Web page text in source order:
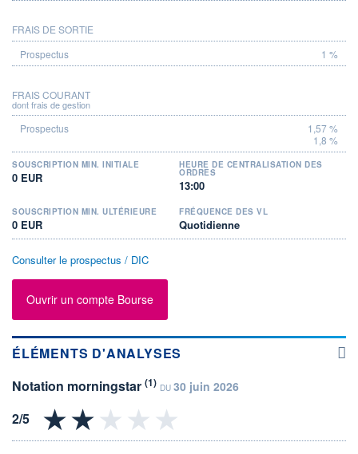
FRAIS DE SORTIE
1 %
FRAIS COURANT
dont frais de gestion
1,57 %
1,8 %
SOUSCRIPTION MIN. INITIALE
0 EUR
HEURE DE CENTRALISATION DES
ORDRES
13:00
SOUSCRIPTION MIN. ULTÉRIEURE
0 EUR
FRÉQUENCE DES VL
Quotidienne
Consulter le prospectus / DIC
Ouvrir un compte Bourse
ÉLÉMENTS D'ANALYSES
Notation morningstar (1) DU 30 juin 2026